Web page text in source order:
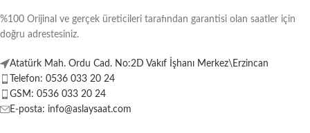
%100 Orijinal ve gerçek üreticileri tarafından garantisi olan saatler için
doğru adrestesiniz.
Atatürk Mah. Ordu Cad. No:2D Vakıf İşhanı Merkez\Erzincan
Telefon: 0536 033 20 24
GSM: 0536 033 20 24
E-posta: info@aslaysaat.com